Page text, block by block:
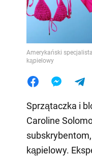
Amerykański
kąpielowy
Sprzątaczka i
Caroline
kąpielowy.